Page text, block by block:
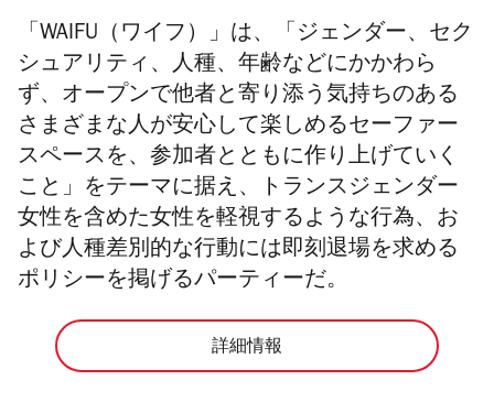
「WAIFU（ワイフ）」は、「ジェンダー、セク
シュアリティ、人種、年齢などにかかわら
ず、オープンで他者と寄り添う気持ちのある
さまざまな人が安心して楽しめるセーファー
スペースを、参加者とともに作り上げていく
こと」をテーマに据え、トランスジェンダー
女性を含めた女性を軽視するような行為、お
よび人種差別的な行動には即刻退場を求める
ポリシーを掲げるパーティーだ。
詳細情報